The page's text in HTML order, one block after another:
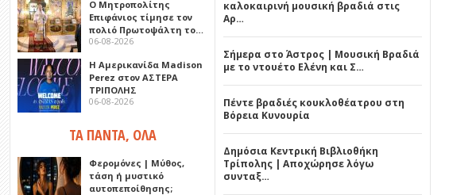
Ο Μητροπολίτης
Επιφάνιος τίμησε τον
πολιό Πρωτοψάλτη το…
06-08-2026
Η Αμερικανίδα Madison
Perez στον ΑΣΤΕΡΑ
ΤΡΙΠΟΛΗΣ
06-08-2026
ΤΑ ΠΑΝΤΑ, ΟΛΑ
Φερομόνες | Μύθος,
τάση ή μυστικό
αυτοπεποίθησης;
καλοκαιρινή μουσική βραδιά στις
Αρ…
Σήμερα στο Άστρος | Μουσική Βραδιά
με το ντουέτο Ελένη και Σ…
Πέντε βραδιές κουκλοθέατρου στη
Βόρεια Κυνουρία
Δημόσια Κεντρική Βιβλιοθήκη
Τρίπολης | Αποχώρησε λόγω
συνταξ…